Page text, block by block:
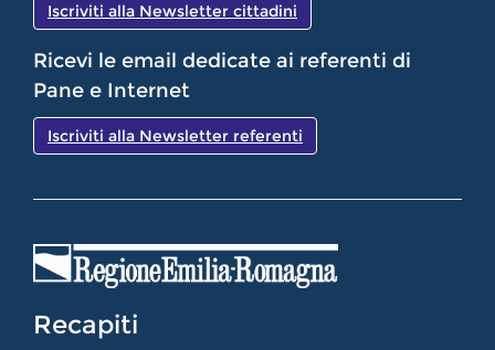
Iscriviti alla Newsletter cittadini
Ricevi le email dedicate ai referenti di
Pane e Internet
Iscriviti alla Newsletter referenti
Recapiti